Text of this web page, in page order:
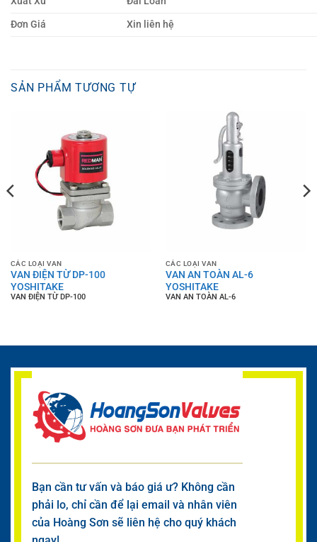
Đơn Giá
Xin liên hệ
SẢN PHẨM TƯƠNG TỰ
CÁC LOẠI VAN
VAN ĐIỆN TỪ DP-100
YOSHITAKE
VAN ĐIỆN TỪ DP-100
CÁC LOẠI VAN
VAN AN TOÀN AL-6
YOSHITAKE
VAN AN TOÀN AL-6
Bạn cần tư vấn và báo giá ư? Không cần
phải lo, chỉ cần để lại email và nhân viên
của Hoàng Sơn sẽ liên hệ cho quý khách